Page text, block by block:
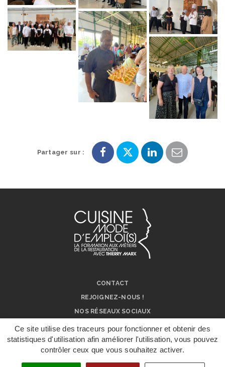
Ce site utilise des traceurs pour fonctionner et obtenir des
statistiques d'utilisation afin améliorer l'utilisation, vous pouvez
contrôler ceux que vous souhaitez activer.DÉPOSER UN
Partager sur :
Partager
Facebook
Partager
Twitter
Partager
LinkedIn
Partager
e-
CONTACT
REJOIGNEZ-NOUS !
NOS RÉSEAUX SOCIAUX
ON PARLE DE NOUS !
MENTIONS LÉGALES